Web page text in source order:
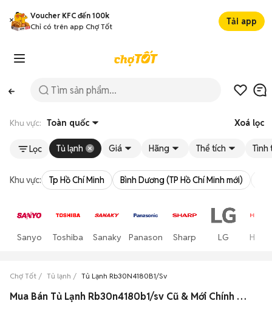
Voucher KFC đến 100k
Chỉ có trên app Chợ Tốt
Tải app
Khu vực: Toàn quốc Xoá lọc
Lọc Tủ lạnh Giá Hãng Thể tích Tình
Khu vực: Tp Hồ Chí Minh Bình Dương (TP Hồ Chí Minh mới)
Sanyo Toshiba Sanaky Panasonic Sharp LG
Chợ Tốt Tủ lạnh Tủ Lạnh Rb30N4180B1/Sv
Mua Bán Tủ Lạnh Rb30n4180b1/sv Cũ & Mới Chính Hãng Giá Rẻ